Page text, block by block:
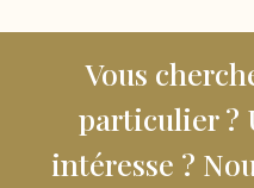
Vous
particulier ?
intéresse ?